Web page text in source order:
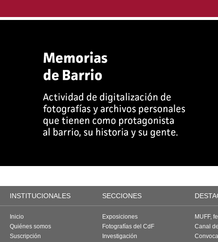
INSTITUCIONALES SECCIONES
Inicio
Quiénes somos
Suscripción
Exposiciones
Fotografías del CdF
Investigación
MUFF,
Canal